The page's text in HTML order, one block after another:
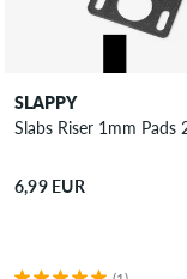
SLAPPY
Slabs Riser 1mm Pads 2
6,99 EUR